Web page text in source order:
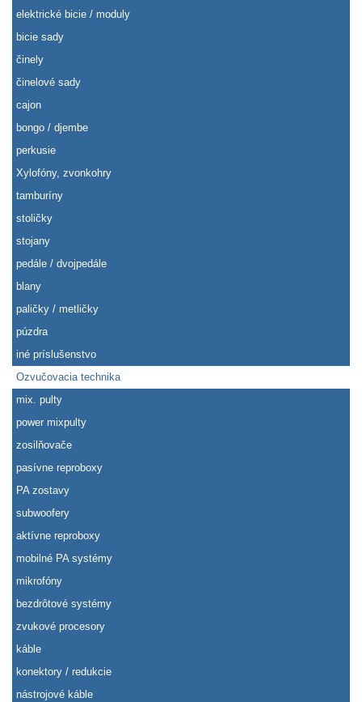
elektrické bicie / moduly
bicie sady
činely
činelové sady
cajon
bongo / djembe
perkusie
Xylofóny, zvonkohry
tamburíny
stoličky
stojany
pedále / dvojpedále
blany
paličky / metličky
púzdra
iné príslušenstvo
Ozvučovacia technika
mix. pulty
power mixpulty
zosilňovače
pasívne reproboxy
PA zostavy
subwoofery
aktívne reproboxy
mobilné PA systémy
mikrofóny
bezdrôtové systémy
zvukové procesory
káble
konektory / redukcie
nástrojové káble